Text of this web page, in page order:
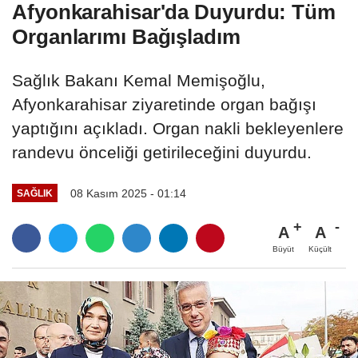
Afyonkarahisar'da Duyurdu: Tüm
Organlarımı Bağışladım
Sağlık Bakanı Kemal Memişoğlu,
Afyonkarahisar ziyaretinde organ bağışı
yaptığını açıkladı. Organ nakli bekleyenlere
randevu önceliği getirileceğini duyurdu.
SAĞLIK 08 Kasım 2025 - 01:14
A
Büyüt
A
Küçült